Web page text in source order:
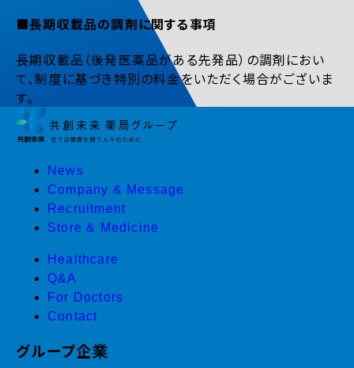
■長期収載品の調剤に関する事項
長期収載品（後発医薬品がある先発品）の調剤におい
て、制度に基づき特別の料金をいただく場合がございま
す。
News
Company & Message
Recruitment
Store & Medicine
Healthcare
Q&A
For Doctors
Contact
グループ企業